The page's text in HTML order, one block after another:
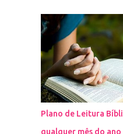
cosméticos e
por exemplo, os
são das blogueiras
ensinam a se
Não é errado gostar
conhecimento de
atraente. Eu também
dicas de beleza, no
Plano de Leitura
qualquer mês do ano